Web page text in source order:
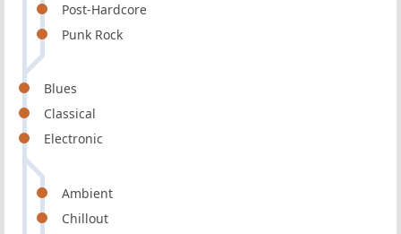
Post-Hardcore
Punk Rock
Blues
Classical
Electronic
Ambient
Chillout